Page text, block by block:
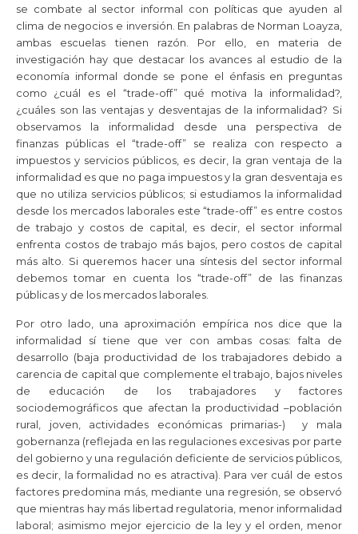
se combate al sector informal con políticas que ayuden al
clima de negocios e inversión. En palabras de Norman Loayza,
ambas escuelas tienen razón. Por ello, en materia de
investigación hay que destacar los avances al estudio de la
economía informal donde se pone el énfasis en preguntas
como ¿cuál es el “trade-off” qué motiva la informalidad?,
¿cuáles son las ventajas y desventajas de la informalidad? Si
observamos la informalidad desde una perspectiva de
finanzas públicas el “trade-off” se realiza con respecto a
impuestos y servicios públicos, es decir, la gran ventaja de la
informalidad es que no paga impuestos y la gran desventaja es
que no utiliza servicios públicos; si estudiamos la informalidad
desde los mercados laborales este “trade-off” es entre costos
de trabajo y costos de capital, es decir, el sector informal
enfrenta costos de trabajo más bajos, pero costos de capital
más alto. Si queremos hacer una síntesis del sector informal
debemos tomar en cuenta los “trade-off” de las finanzas
públicas y de los mercados laborales.
Por otro lado, una aproximación empírica nos dice que la
informalidad sí tiene que ver con ambas cosas: falta de
desarrollo (baja productividad de los trabajadores debido a
carencia de capital que complemente el trabajo, bajos niveles
de educación de los trabajadores y factores
sociodemográficos que afectan la productividad –población
rural, joven, actividades económicas primarias-) y mala
gobernanza (reflejada en las regulaciones excesivas por parte
del gobierno y una regulación deficiente de servicios públicos,
es decir, la formalidad no es atractiva). Para ver cuál de estos
factores predomina más, mediante una regresión, se observó
que mientras hay más libertad regulatoria, menor informalidad
laboral; asimismo mejor ejercicio de la ley y el orden, menor